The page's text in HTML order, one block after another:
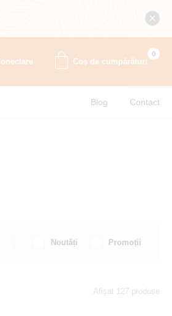
Coș de cumpărături
0
Blog Contact
Noutăți Promoții
Afișat 127 produse